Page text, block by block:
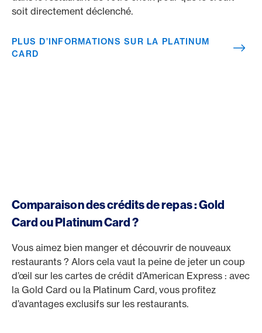
soit directement déclenché.
PLUS D’INFORMATIONS SUR LA PLATINUM
CARD
Comparaison des crédits de repas : Gold
Card ou Platinum Card ?
Vous aimez bien manger et découvrir de nouveaux
restaurants ? Alors cela vaut la peine de jeter un coup
d’œil sur les cartes de crédit d’American Express : avec
la Gold Card ou la Platinum Card, vous profitez
d’avantages exclusifs sur les restaurants.